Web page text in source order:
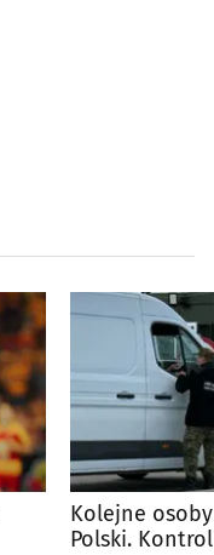
Kolejne
Polski.